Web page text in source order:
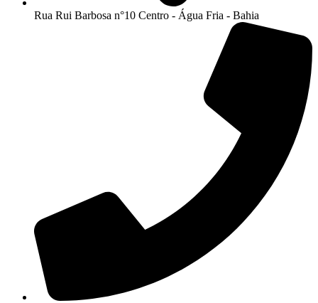
Rua Rui Barbosa n°10 Centro - Água Fria - Bahia